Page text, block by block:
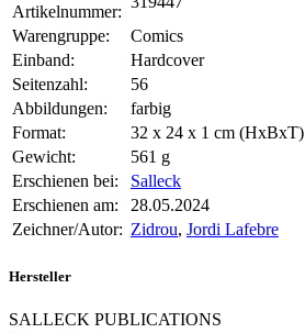
Artikelnummer:
Warengruppe:
Comics
Einband:
Hardcover
Seitenzahl:
56
Abbildungen:
farbig
Format:
32 x 24 x 1 cm (HxBxT)
Gewicht:
561 g
Erschienen bei:
Salleck
Erschienen am:
28.05.2024
Zeichner/Autor: Zidrou, Jordi Lafebre
Hersteller
SALLECK PUBLICATIONS